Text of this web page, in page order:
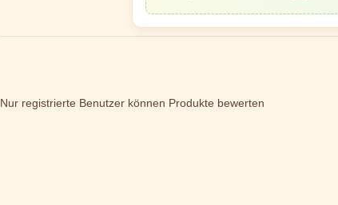
Nur registrierte Benutzer können Produkte bewerten